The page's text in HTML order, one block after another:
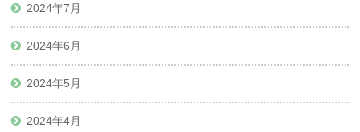
2024年7月
2024年6月
2024年5月
2024年4月